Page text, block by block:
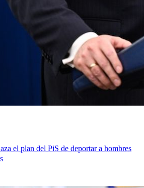
el plan del PiS de deportar a hombres